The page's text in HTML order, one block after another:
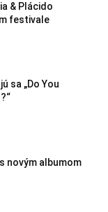
& Plácido
festivale
sa „Do You
novým albumom